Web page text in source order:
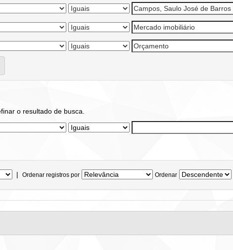
o resultado de busca.
| Ordenar registros por Ordenar